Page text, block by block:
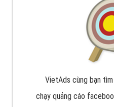
VietAds cùng bạn
chạy quảng cáo